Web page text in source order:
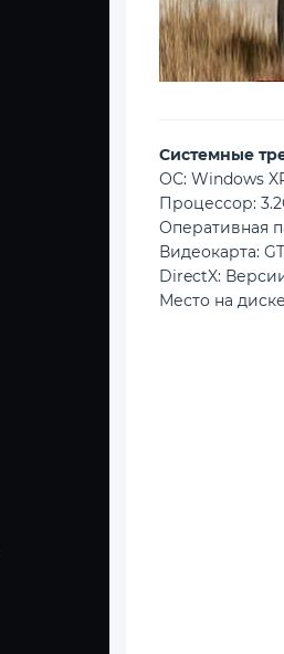
Cистемные
ОС: Windows
Процессор:
Оперативная
Видеокарта:
DirectX:
Место на